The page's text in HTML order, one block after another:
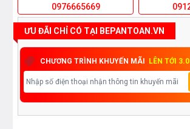
0976665669
ƯU ĐÃI CHỈ CÓ TẠI BEPANTOAN.VN
CHƯƠNG TRÌNH KHUYẾN MÃI LÊN TỚI